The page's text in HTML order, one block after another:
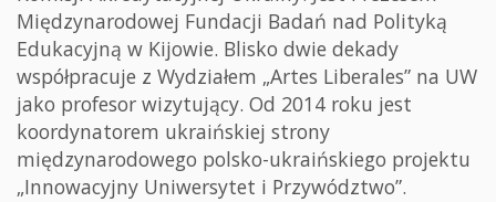
Międzynarodowej Fundacji Badań nad Polityką
Edukacyjną w Kijowie. Blisko dwie dekady
współpracuje z Wydziałem „Artes Liberales” na UW
jako profesor wizytujący. Od 2014 roku jest
koordynatorem ukraińskiej strony
międzynarodowego polsko-ukraińskiego projektu
„Innowacyjny Uniwersytet i Przywództwo”.